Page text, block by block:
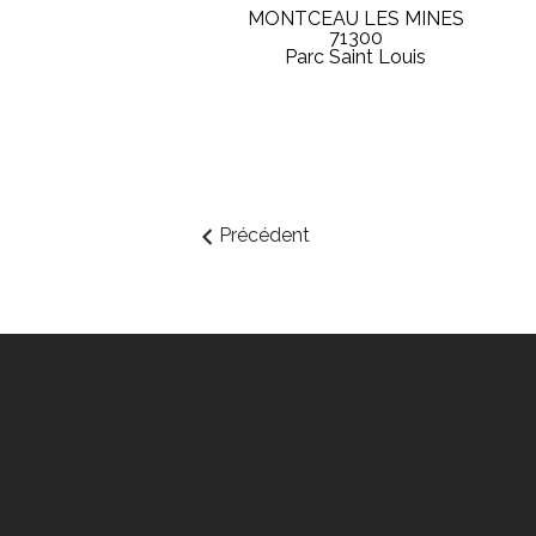
MONTCEAU LES MINES
71300
Parc Saint Louis
Précédent